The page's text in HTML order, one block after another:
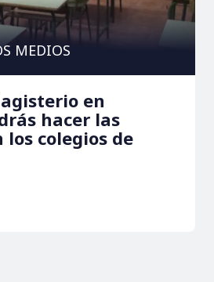
MEDIOS
en
hacer las
los colegios de